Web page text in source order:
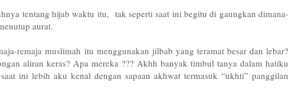
tentang hijab waktu itu, tak seperti saat ini begitu di gaungkan dimana-
aurat.
remaja muslimah itu menggunakan jilbab yang teramat besar dan lebar?
aliran keras? Apa mereka ??? Akhh banyak timbul tanya dalam hatiku
ini lebih aku kenal dengan sapaan akhwat termasuk “ukhti” panggilan